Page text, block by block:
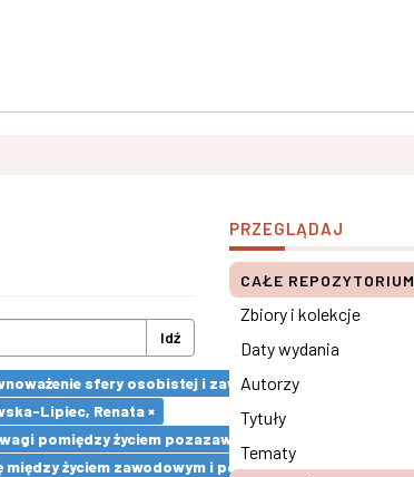
Idź
sfery osobistej i zawodowej pracowników ×
Lipiec, Renata ×
pomiędzy życiem pozazawodowym a pracą ×
życiem zawodowym i pozazawodowym ×
PRZEGLĄDAJ
CAŁE REPOZYTORIUM
Zbiory i kolekcje
Daty wydania
Autorzy
Tytuły
Tematy